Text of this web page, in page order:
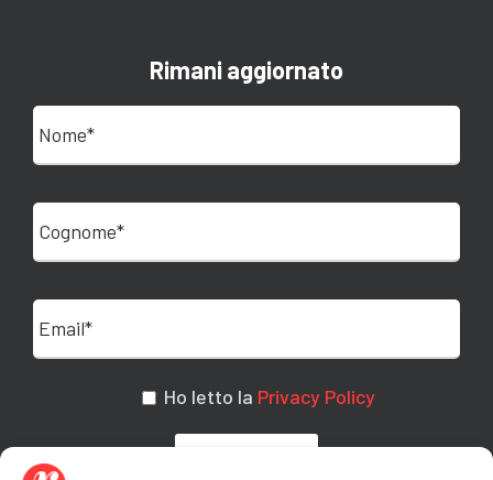
Rimani aggiornato
Ho letto la Privacy Policy